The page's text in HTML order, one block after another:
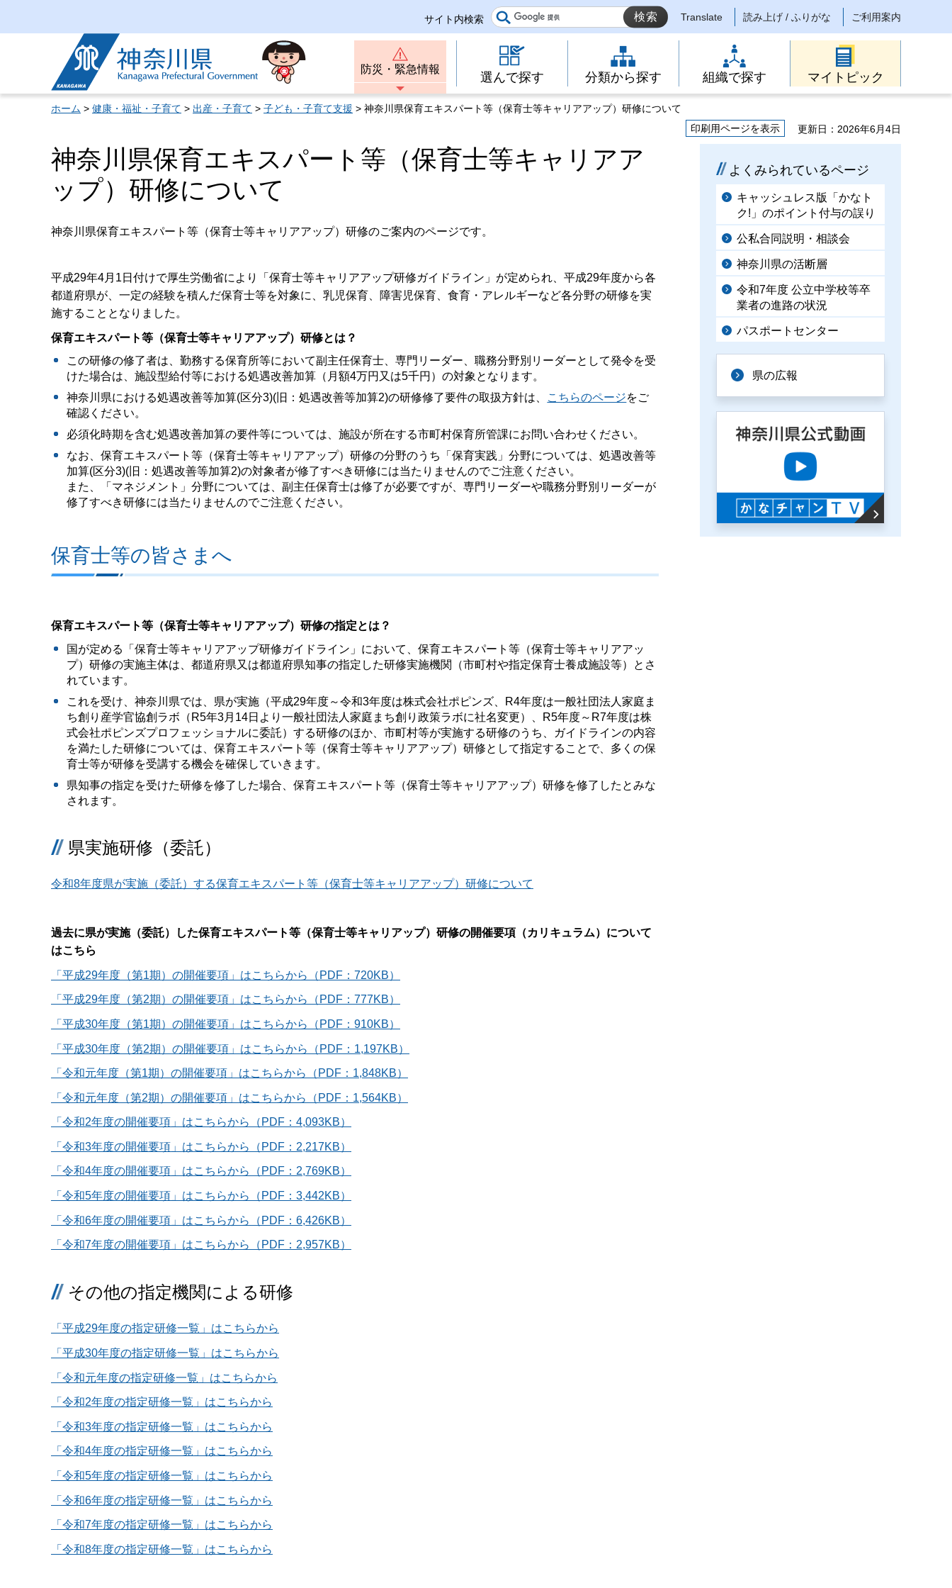
サイト内検索 Translate 読み上げ / ふりがな ご利用案内
神奈川県
防災・緊急情報
選んで探す 分類から探す 組織で探す マイトピック
ホーム > 健康・福祉・子育て > 出産・子育て > 子ども・子育て支援 > 神奈川県保育エキスパート等（保育士等キャリアアップ）研修について
印刷用ページを表示
更新日：2026年6月4日
神奈川県保育エキスパート等（保育士等キャリアア
ップ）研修について
神奈川県保育エキスパート等（保育士等キャリアアップ）研修のご案内のページです。
平成29年4月1日付けで厚生労働省により「保育士等キャリアアップ研修ガイドライン」が定められ、平成29年度から各
都道府県が、一定の経験を積んだ保育士等を対象に、乳児保育、障害児保育、食育・アレルギーなど各分野の研修を実
施することとなりました。
保育エキスパート等（保育士等キャリアアップ）研修とは？
この研修の修了者は、勤務する保育所等において副主任保育士、専門リーダー、職務分野別リーダーとして発令を受
けた場合は、施設型給付等における処遇改善加算（月額4万円又は5千円）の対象となります。
神奈川県における処遇改善等加算(区分3)(旧：処遇改善等加算2)の研修修了要件の取扱方針は、 こちらのページをご
確認ください。
必須化時期を含む処遇改善加算の要件等については、施設が所在する市町村保育所管課にお問い合わせください。
なお、保育エキスパート等（保育士等キャリアアップ）研修の分野のうち「保育実践」分野については、処遇改善等
加算(区分3)(旧：処遇改善等加算2)の対象者が修了すべき研修には当たりませんのでご注意ください。
また、「マネジメント」分野については、副主任保育士は修了が必要ですが、専門リーダーや職務分野別リーダーが
修了すべき研修には当たりませんのでご注意ください。
保育士等の皆さまへ
保育エキスパート等（保育士等キャリアアップ）研修の指定とは？
国が定める「保育士等キャリアアップ研修ガイドライン」において、保育エキスパート等（保育士等キャリアアッ
プ）研修の実施主体は、都道府県又は都道府県知事の指定した研修実施機関（市町村や指定保育士養成施設等）とさ
れています。
これを受け、神奈川県では、県が実施（平成29年度～令和3年度は株式会社ポピンズ、R4年度は一般社団法人家庭ま
ち創り産学官協創ラボ（R5年3月14日より一般社団法人家庭まち創り政策ラボに社名変更）、R5年度～R7年度は株
式会社ポピンズプロフェッショナルに委託）する研修のほか、市町村等が実施する研修のうち、ガイドラインの内容
を満たした研修については、保育エキスパート等（保育士等キャリアアップ）研修として指定することで、多くの保
育士等が研修を受講する機会を確保していきます。
県知事の指定を受けた研修を修了した場合、保育エキスパート等（保育士等キャリアアップ）研修を修了したとみな
されます。
県実施研修（委託）
令和8年度県が実施（委託）する保育エキスパート等（保育士等キャリアアップ）研修について
過去に県が実施（委託）した保育エキスパート等（保育士等キャリアップ）研修の開催要項（カリキュラム）について
はこちら
「平成29年度（第1期）の開催要項」はこちらから（PDF：720KB）
「平成29年度（第2期）の開催要項」はこちらから（PDF：777KB）
「平成30年度（第1期）の開催要項」はこちらから（PDF：910KB）
「平成30年度（第2期）の開催要項」はこちらから（PDF：1,197KB）
「令和元年度（第1期）の開催要項」はこちらから（PDF：1,848KB）
「令和元年度（第2期）の開催要項」はこちらから（PDF：1,564KB）
「令和2年度の開催要項」はこちらから（PDF：4,093KB）
「令和3年度の開催要項」はこちらから（PDF：2,217KB）
「令和4年度の開催要項」はこちらから（PDF：2,769KB）
「令和5年度の開催要項」はこちらから（PDF：3,442KB）
「令和6年度の開催要項」はこちらから（PDF：6,426KB）
「令和7年度の開催要項」はこちらから（PDF：2,957KB）
その他の指定機関による研修
「平成29年度の指定研修一覧」はこちらから
「平成30年度の指定研修一覧」はこちらから
「令和元年度の指定研修一覧」はこちらから
「令和2年度の指定研修一覧」はこちらから
「令和3年度の指定研修一覧」はこちらから
「令和4年度の指定研修一覧」はこちらから
「令和5年度の指定研修一覧」はこちらから
「令和6年度の指定研修一覧」はこちらから
「令和7年度の指定研修一覧」はこちらから
「令和8年度の指定研修一覧」はこちらから
よくみられているページ
キャッシュレス版「かなト
ク!」のポイント付与の誤り
公私合同説明・相談会
神奈川県の活断層
令和7年度 公立中学校等卒
業者の進路の状況
パスポートセンター
県の広報